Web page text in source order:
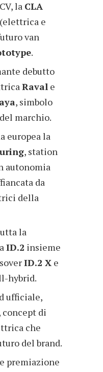
la CLA
(elettrica e
van
.
debutto
Raval e
, simbolo
marchio.
europea la
, station
autonomia
da
della
la
ID.2 insieme
ID.2 X e
hybrid.
ufficiale,
concept di
che
del brand.
premiazione